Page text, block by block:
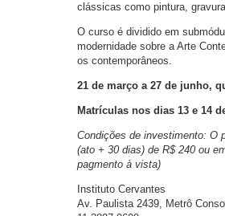
clássicas como pintura,
O curso é dividido em
modernidade sobre a Arte
os contemporâneos.
21 de março a 27 de junho,
Matrículas nos dias 13 e 14
Condições de investimento: O
(ato + 30 dias) de R$ 240 ou
pagmento à vista)
Instituto Cervantes
Av. Paulista 2439, Metrô